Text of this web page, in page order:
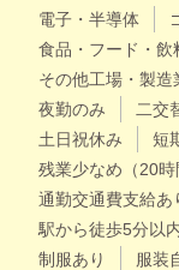
電子・半導体
食品・フード・飲
その他工場・製造
夜勤のみ
二交
土日祝休み
短
残業少なめ（20時
通勤交通費支給あ
駅から徒歩5分以
制服あり
服装